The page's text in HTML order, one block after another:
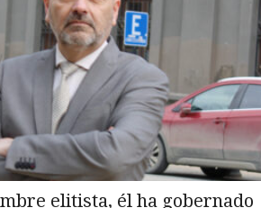
elitista, él ha gobernado